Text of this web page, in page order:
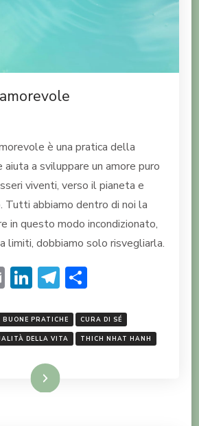
è una pratica della
aiuta a sviluppare un amore puro
viventi, verso il pianeta e
Tutti abbiamo dentro di noi la
in questo modo incondizionato,
limiti, dobbiamo solo risvegliarla.
EmailLinkedIn
Telegram
BUONE PRATICHE CURA DI SÉ
DELLA VITA THICH NHAT HANH
TUTTO